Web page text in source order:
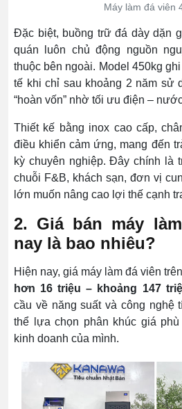
Máy làm đá viên
Đặc biệt, buồng trữ đá dày dặn
quán luôn chủ động nguồn
thuộc bên ngoài. Model 450kg
tế khi chỉ sau khoảng 2 năm sử
“hoàn vốn” nhờ tối ưu điện –
Thiết kế bằng inox cao cấp,
điều khiển cảm ứng, mang đến
kỳ chuyên nghiệp. Đây chính là
chuỗi F&B, khách sạn, đơn vị
lớn muốn nâng cao lợi thế cạnh
2. Giá bán máy
nay là bao nhiêu?
Hiện nay, giá máy làm đá viên
hơn 16 triệu – khoảng 147
cầu về năng suất và công nghệ
thể lựa chọn phân khúc giá
kinh doanh của mình.